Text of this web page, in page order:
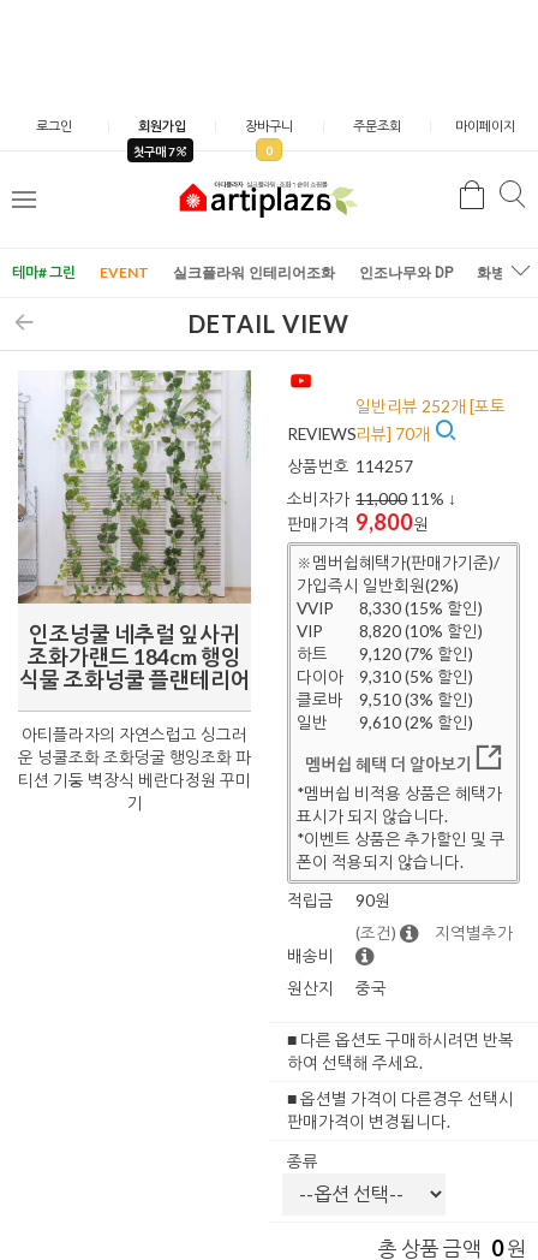
로그인 회원가입
첫구매 7
장바구니
0
주문조회 마이페이지
메
검
테마# 그린 EVENT 실크플라워 인테리어조화 인조나무와 DP 화병/화
DETAIL VIEW
인조넝쿨 네추럴 잎사귀
조화가랜드 184cm 행잉
식물 조화넝쿨 플랜테리어
아티플라자의 자연스럽고 싱그러
운 넝쿨조화 조화덩굴 행잉조화 파
티션 기둥 벽장식 베란다정원 꾸미
기
REVIEWS
일반리뷰 252개 [포토
리뷰] 70개
상품번호 114257
소비자가 11,000 11% ↓
판매가격 9,800원
※멤버쉽혜택가(판매가기준)/
가입즉시 일반회원(2%)
VVIP
8,330 (15% 할인)
VIP
8,820 (10% 할인)
하트
9,120 (7% 할인)
다이아
9,310 (5% 할인)
클로바
9,510 (3% 할인)
일반
9,610 (2% 할인)
멤버쉽 혜택 더 알아보기
*멤버쉽 비적용 상품은 혜택가
표시가 되지 않습니다.
*이벤트 상품은 추가할인 및 쿠
폰이 적용되지 않습니다.
적립금
90원
배송비
(조건) 지역별추가
원산지 중국
■ 다른 옵션도 구매하시려면 반복
하여 선택해 주세요.
■ 옵션별 가격이 다른경우 선택시
판매가격이 변경됩니다.
종류
총 상품 금액 0원